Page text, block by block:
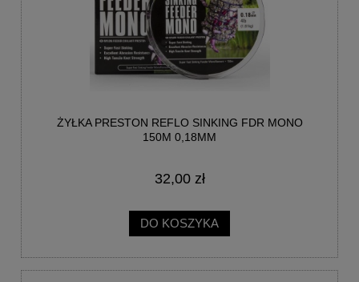
ŻYŁKA PRESTON REFLO SINKING FDR MONO
150M 0,18MM
32,00 zł
DO KOSZYKA